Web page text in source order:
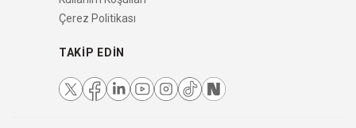
Çerez Politikası
TAKIP EDIN